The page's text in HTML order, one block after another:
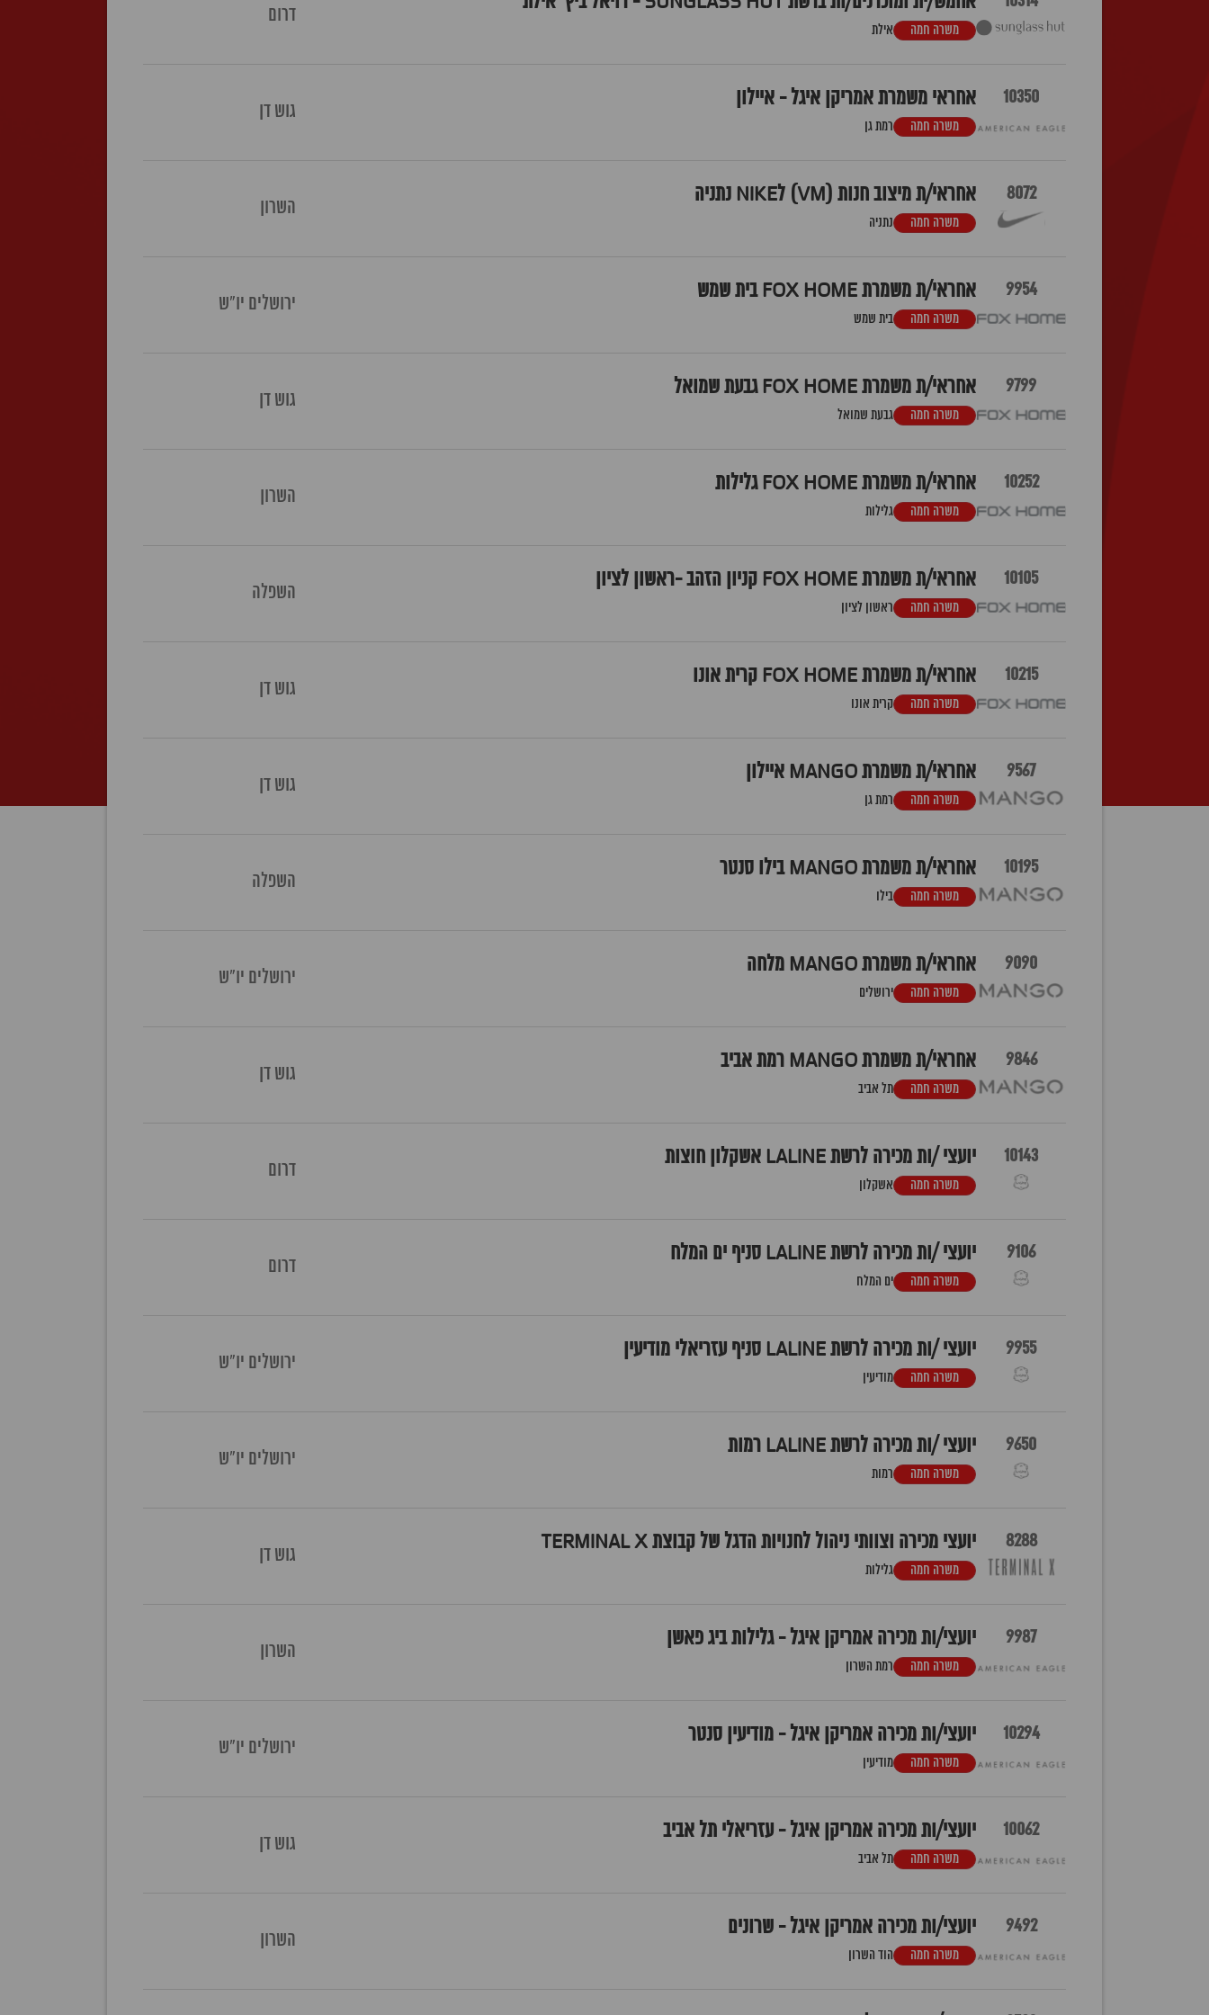
אילת משרה חמה
דרום
10350 אחראי משמרת אמריקן איגל - איילון
רמת גן משרה חמה
גוש דן
8072 אחראי/ת מיצוב חנות (VM) לNIKE נתניה
נתניה משרה חמה
השרון
9954 אחראי/ת משמרת FOX HOME בית שמש
בית שמש משרה חמה
ירושלים יו"ש
9799 אחראי/ת משמרת FOX HOME גבעת שמואל
גבעת שמואל משרה חמה
גוש דן
10252 אחראי/ת משמרת FOX HOME גלילות
גלילות משרה חמה
השרון
10105 אחראי/ת משמרת FOX HOME קניון הזהב -ראשון לציון
ראשון לציון משרה חמה
השפלה
10215 אחראי/ת משמרת FOX HOME קרית אונו
קרית אונו משרה חמה
גוש דן
9567 אחראי/ת משמרת MANGO איילון
רמת גן משרה חמה
גוש דן
10195 אחראי/ת משמרת MANGO בילו סנטר
בילו משרה חמה
השפלה
9090 אחראי/ת משמרת MANGO מלחה
ירושלים משרה חמה
ירושלים יו"ש
9846 אחראי/ת משמרת MANGO רמת אביב
תל אביב משרה חמה
גוש דן
10143 יועצי /ות מכירה לרשת LALINE אשקלון חוצות
אשקלון משרה חמה
דרום
9106 יועצי /ות מכירה לרשת LALINE סניף ים המלח
ים המלח משרה חמה
דרום
9955 יועצי /ות מכירה לרשת LALINE סניף עזריאלי מודיעין
מודיעין משרה חמה
ירושלים יו"ש
9650 יועצי /ות מכירה לרשת LALINE רמות
רמות משרה חמה
ירושלים יו"ש
8288 יועצי מכירה וצוותי ניהול לחנויות הדגל של קבוצת TERMINAL X
גלילות משרה חמה
גוש דן
9987 יועצי/ות מכירה אמריקן איגל - גלילות ביג פאשן
רמת השרון משרה חמה
השרון
10294 יועצי/ות מכירה אמריקן איגל - מודיעין סנטר
מודיעין משרה חמה
ירושלים יו"ש
10062 יועצי/ות מכירה אמריקן איגל - עזריאלי תל אביב
תל אביב משרה חמה
גוש דן
9492 יועצי/ות מכירה אמריקן איגל - שרונים
הוד השרון משרה חמה
השרון